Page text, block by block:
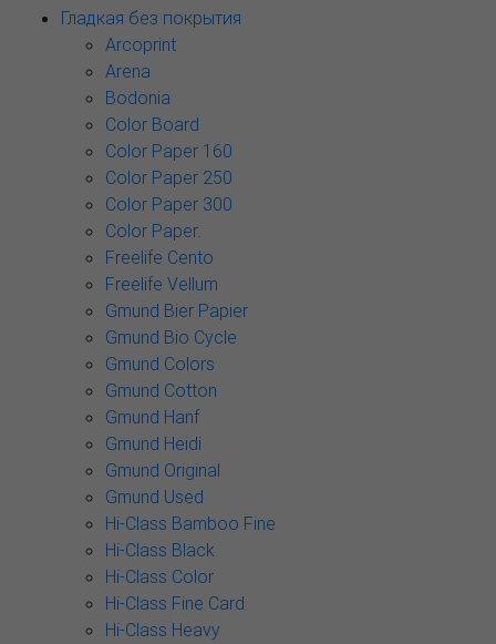
Гладкая без покрытия
Arcoprint
Arena
Bodonia
Color Board
Color Paper 160
Color Paper 250
Color Paper 300
Color Paper.
Freelife Cento
Freelife Vellum
Gmund Bier Papier
Gmund Bio Cycle
Gmund Colors
Gmund Cotton
Gmund Hanf
Gmund Heidi
Gmund Original
Gmund Used
Hi-Class Bamboo Fine
Hi-Class Black
Hi-Class Color
Hi-Class Fine Card
Hi-Class Heavy